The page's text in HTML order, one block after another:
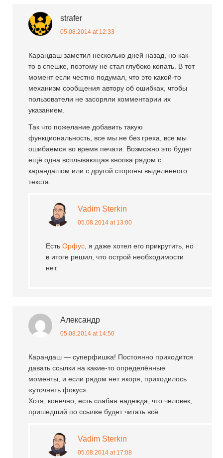
strafer
05.08.2014 at 12:33
Карандаш заметил несколько дней назад, но как-
то в спешке, поэтому не стал глубоко копать. В тот
момент если честно подумал, что это какой-то
механизм сообщения автору об ошибках, чтобы
пользователи не засоряли комментарии их
указанием.
Так что пожелание добавить такую
функциональность, все мы не без греха, все мы
ошибаемся во время печати. Возможно это будет
ещё одна всплывающая кнопка рядом с
карандашом или с другой стороны выделенного
текста.
Vadim Sterkin
05.08.2014 at 13:00
ЕстьОрфус, я даже хотел его прикрутить, но
в итоге решил, что острой необходимости
нет.
Александр
05.08.2014 at 14:50
Карандаш — суперфишка! Постоянно приходится
давать ссылки на какие-то определённые
моменты, и если рядом нет якоря, приходилось
«уточнять фокус».
Хотя, конечно, есть слабая надежда, что человек,
пришедший по ссылке будет читать всё.
Vadim Sterkin
05.08.2014 at 17:08